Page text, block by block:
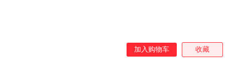
加入购物车 收藏